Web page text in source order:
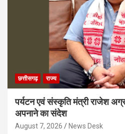
छत्तीसगढ़ राज्य
पर्यटन एवं संस्कृति मंत्री राजेश
अपनाने का संदेश
August 7, 2026 News Desk